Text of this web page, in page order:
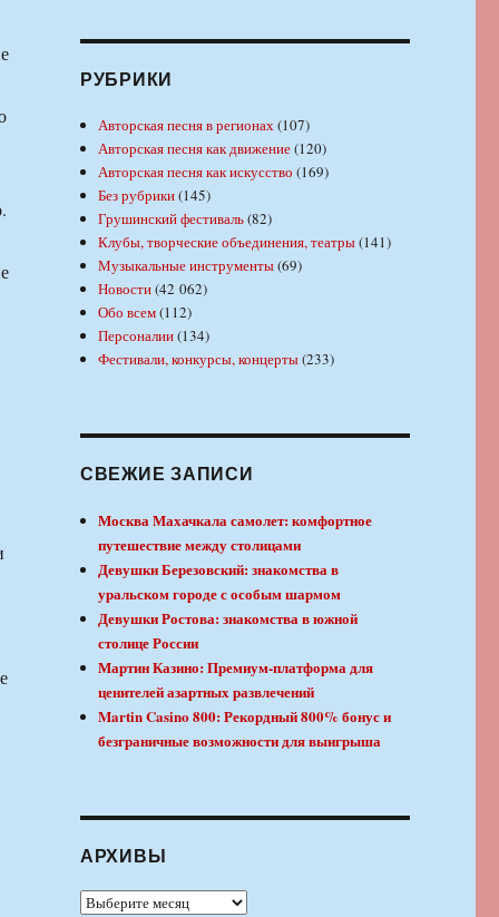
РУБРИКИ
Авторская песня в регионах(107)
Авторская песня как движение(120)
Авторская песня как искусство (169)
Без рубрики(145)
Грушинский фестиваль(82)
Клубы, творческие объединения, театры(141)
Музыкальные инструменты(69)
Новости(42 062)
Обо всем(112)
Персоналии(134)
Фестивали, конкурсы, концерты(233)
СВЕЖИЕ ЗАПИСИ
Москва Махачкала самолет: комфортное
путешествие между столицами
Девушки Березовский: знакомства в
уральском городе с особым шармом
Девушки Ростова: знакомства в южной
столице России
Мартин Казино: Премиум-платформа для
ценителей азартных развлечений
Martin Casino 800: Рекордный 800% бонус и
безграничные возможности для выигрыша
АРХИВЫ
Архивы